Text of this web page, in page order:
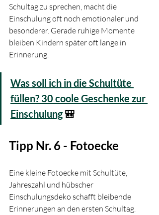
Schultag zu sprechen, macht die
Einschulung oft noch emotionaler und
besonderer. Gerade ruhige Momente
bleiben Kindern später oft lange in
Erinnerung.
Was soll ich in die Schultüte
füllen? 30 coole Geschenke zur
Einschulung 🎒
Tipp Nr. 6 - Fotoecke
Eine kleine Fotoecke mit Schultüte,
Jahreszahl und hübscher
Einschulungsdeko schafft bleibende
Erinnerungen an den ersten Schultag.